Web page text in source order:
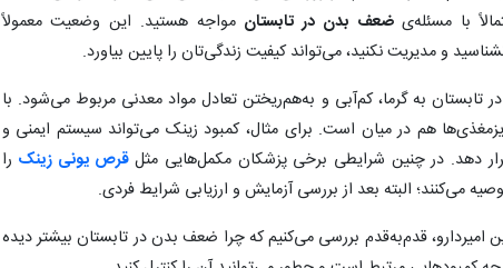
با مسئله‌یضعف بدن در تابستان مواجه هستید. این وضعیت معمولاً
و مدیریت نکنید، می‌تواند کیفیت زندگی‌تان را پایین بیاورد.
تابستان به گرما، کم‌آبی و به‌هم‌ریختن تعادل مواد معدنی مربوط می‌شود. با
هم در میان است. برای مثال، کمبود زینک می‌تواند سیستم ایمنی و
دهد. در چنین شرایطی برخی پزشکان مکمل‌هایی مثلقرص یونی زینک را
می‌کنند؛ البته بعد از بررسی آزمایش و ارزیابی شرایط فردی.
امیردارو، قدم‌به‌قدم بررسی می‌کنیم که چرا ضعف بدن در تابستان بیشتر دیده